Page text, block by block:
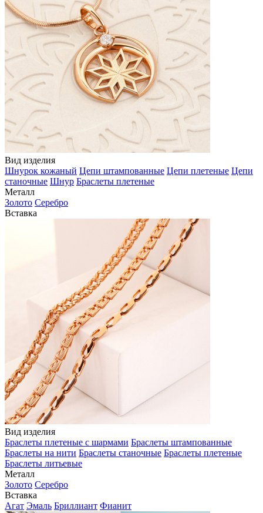
Вид изделия
Шнурок кожаный Цепи штампованные Цепи плетеные Цепи
станочные Шнур Браслеты плетеные
Металл
Золото Серебро
Вставка
Вид изделия
Браслеты плетеные с шармами Браслеты штампованные
Браслеты на нити Браслеты станочные Браслеты плетеные
Браслеты литьевые
Металл
Золото Серебро
Вставка
Агат Эмаль Бриллиант Фианит